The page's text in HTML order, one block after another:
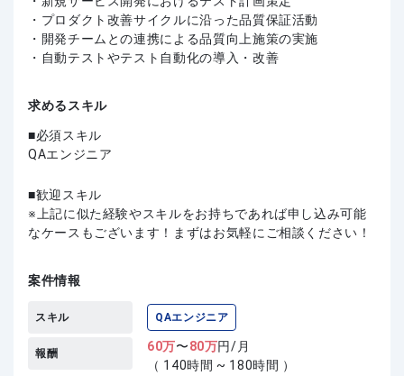
・プロダクト改善サイクルに沿った品質保証活動
・開発チームとの連携による品質向上施策の実施
・自動テストやテスト自動化の導入・改善
求めるスキル
必須スキル
QAエンジニア
歓迎スキル
上記に似た経験やスキルをお持ちであれば申し込み可能
なケースもございます！まずはお気軽にご相談ください！
案件情報
スキル QAエンジニア
報酬 60万〜80万円/月
（ 140時間 ~ 180時間 ）